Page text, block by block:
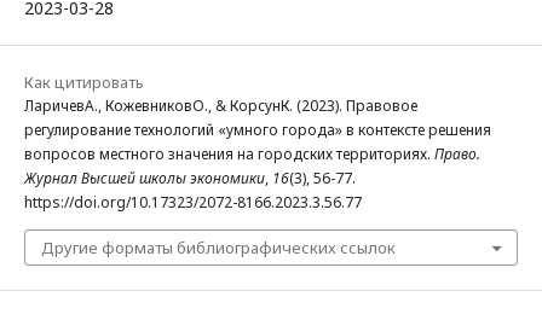
2023-03-28
Как цитировать
ЛаричевА., КожевниковО., & КорсунК. (2023). Правовое
регулирование технологий «умного города» в контексте решения
вопросов местного значения на городских территориях. Право.
Журнал Высшей школы экономики, 16(3), 56-77.
https://doi.org/10.17323/2072-8166.2023.3.56.77
Другие форматы библиографических ссылок